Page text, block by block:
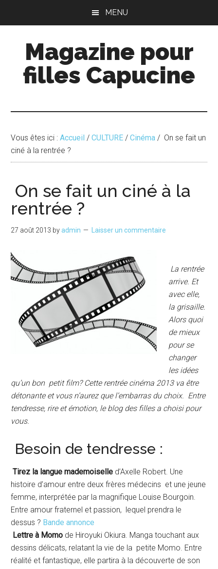
principal
principale
MENU
Magazine pour
filles Capucine
Vous êtes ici :Accueil / CULTURE / Cinéma / On se fait un
ciné à la rentrée ?
On se fait un ciné à la
rentrée ?
27 août 2013 byadmin Laisser un commentaire
La rentrée
arrive. Et
avec elle,
la grisaille.
Alors quoi
de mieux
pour se
changer
les idées
qu’un bon petit film? Cette rentrée cinéma 2013 va être
détonante et vous n’aurez que l’embarras du choix. Entre
tendresse, rire et émotion, le blog des filles a choisi pour
vous.
Besoin de tendresse :
Tirez la langue mademoiselle d’Axelle Robert. Une
histoire d’amour entre deux frères médecins et une jeune
femme, interprétée par la magnifique Louise Bourgoin.
Entre amour fraternel et passion, lequel prendra le
dessus ? Bande annonce
Lettre à Momo de Hiroyuki Okiura. Manga touchant aux
dessins délicats, relatant la vie de la petite Momo. Entre
réalité et fantastique, elle partira à la découverte de son